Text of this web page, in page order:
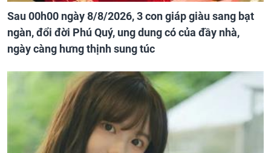
Sau 00h00 ngày 8/8/2026, 3 con giáp giàu sang bạt
ngàn, đổi đời Phú Quý, ung dung có của đầy nhà,
ngày càng hưng thịnh sung túc